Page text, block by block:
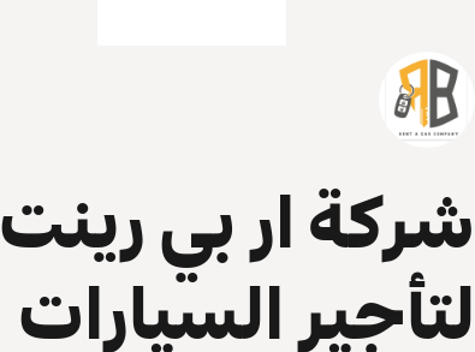
شركة ار بي رينت
لتأجير السيارات